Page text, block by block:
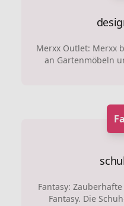
Merxx Outlet: Merxx
an Gartenmöbeln
Fantasy:
Fantasy. Die